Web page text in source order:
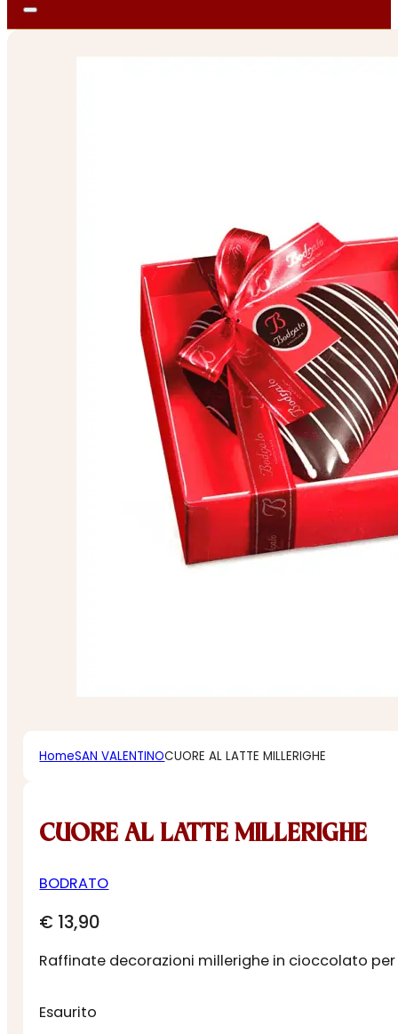
HomeSAN VALENTINOCUORE AL LATTE MILLERIGHE
CUORE AL LATTE MILLERIGHE
BODRATO
€ 13,90
Raffinate decorazioni millerighe in cioccolato per
Esaurito